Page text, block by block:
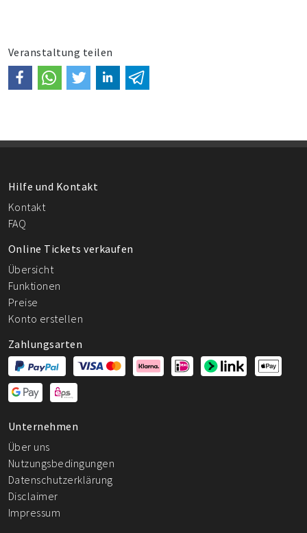
Veranstaltung teilen
Hilfe und Kontakt
Kontakt
FAQ
Online Tickets verkaufen
Übersicht
Funktionen
Preise
Konto erstellen
Zahlungsarten
Unternehmen
Über uns
Nutzungsbedingungen
Datenschutzerklärung
Disclaimer
Impressum